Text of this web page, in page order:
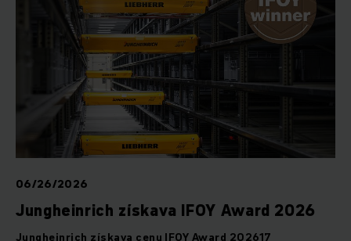
06/26/2026
Jungheinrich získava IFOY Award 2026
Jungheinrich získava cenu IFOY Award 202617